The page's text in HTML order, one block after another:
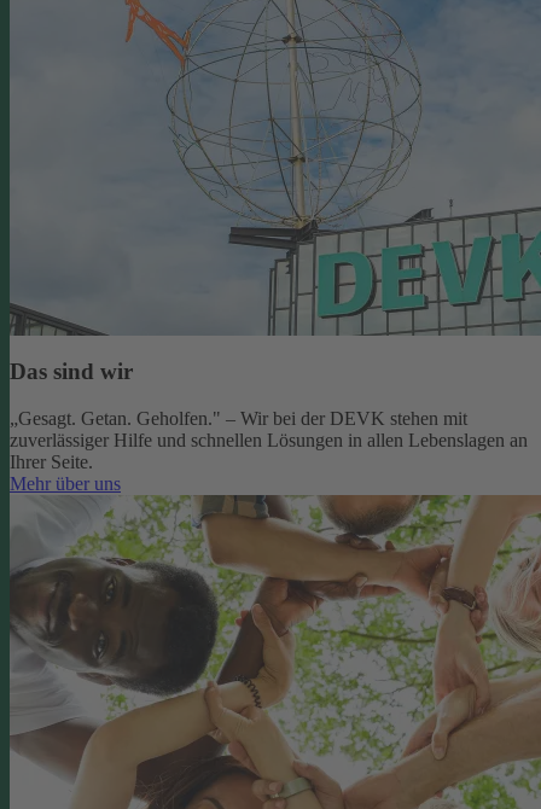
Das sind wir
„Gesagt. Getan. Geholfen." – Wir bei der DEVK stehen mit
zuverlässiger Hilfe und schnellen Lösungen in allen Lebenslagen an
Ihrer Seite.
Mehr über uns